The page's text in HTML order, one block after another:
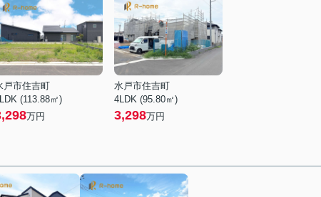
戸市住吉町
(113.88㎡)
万円
水戸市住吉町
4LDK (95.80㎡)
3,298万円